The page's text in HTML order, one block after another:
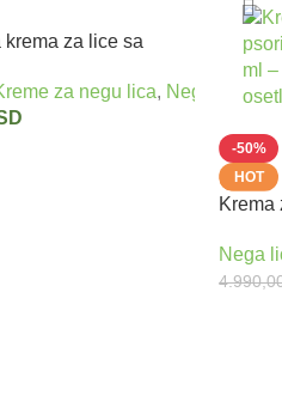
lica
krema za lice sa
za negu lica, Nega tela,
-50%
HOT
Krema
75 ml
Nega